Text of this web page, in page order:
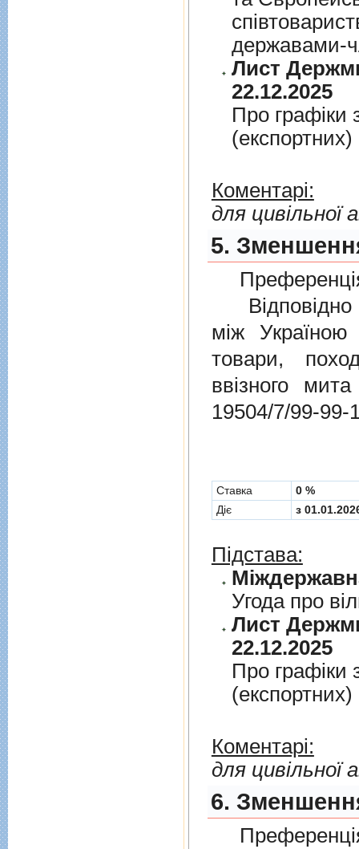
державами-
Лист
22.12.2025
Про графiки
Коментарі:
для цивільної
5.
Відповідно
мiж Україною
товари,
ввізного
19504/7/99-99-
Cтавка
0 %
Діє
з
Підстава:
Угода про
Лист
22.12.2025
Про графiки
Коментарі:
для цивільної
6.